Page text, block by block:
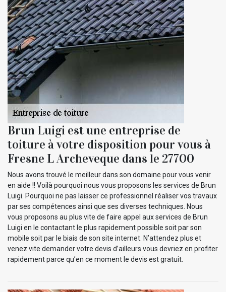
Brun Luigi est une entreprise de
toiture à votre disposition pour vous à
Fresne L Archeveque dans le 27700
Nous avons trouvé le meilleur dans son domaine pour vous venir
en aide !! Voilà pourquoi nous vous proposons les services de Brun
Luigi. Pourquoi ne pas laisser ce professionnel réaliser vos travaux
par ses compétences ainsi que ses diverses techniques. Nous
vous proposons au plus vite de faire appel aux services de Brun
Luigi en le contactant le plus rapidement possible soit par son
mobile soit par le biais de son site internet. N’attendez plus et
venez vite demander votre devis d’ailleurs vous devriez en profiter
rapidement parce qu’en ce moment le devis est gratuit.